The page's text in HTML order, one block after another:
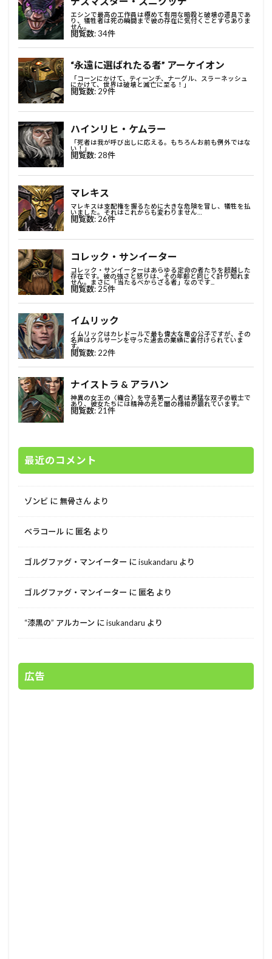
最近のコメント
ゾンビ に 無骨さん より
ベラコール に 匿名 より
ゴルグファグ・マンイーター にisukandaru より
ゴルグファグ・マンイーター に 匿名 より
“漆黒の” アルカーン にisukandaru より
広告